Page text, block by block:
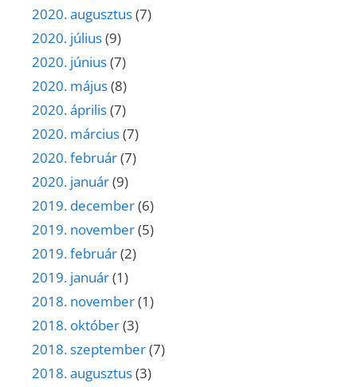
2020. augusztus(7)
2020. július(9)
2020. június(7)
2020. május(8)
2020. április(7)
2020. március(7)
2020. február(7)
2020. január(9)
2019. december(6)
2019. november(5)
2019. február(2)
2019. január(1)
2018. november(1)
2018. október(3)
2018. szeptember(7)
2018. augusztus(3)